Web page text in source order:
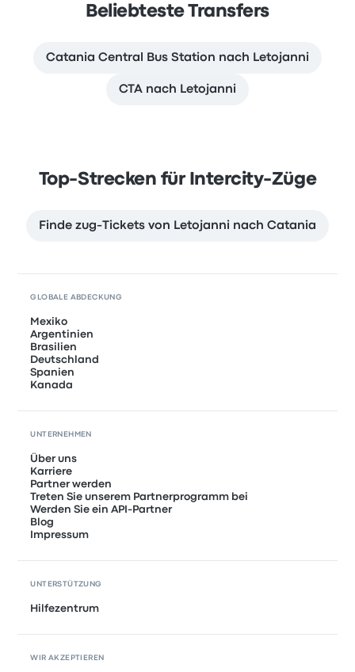
Beliebteste Transfers
Catania Central Bus Station nach Letojanni
CTA nach Letojanni
Top-Strecken für Intercity-Züge
Finde zug-Tickets von Letojanni nach Catania
GLOBALE ABDECKUNG
Mexiko
Argentinien
Brasilien
Deutschland
Spanien
Kanada
UNTERNEHMEN
Über uns
Karriere
Partner werden
Treten Sie unserem Partnerprogramm bei
Werden Sie ein API-Partner
Blog
Impressum
UNTERSTÜTZUNG
Hilfezentrum
WIR AKZEPTIEREN